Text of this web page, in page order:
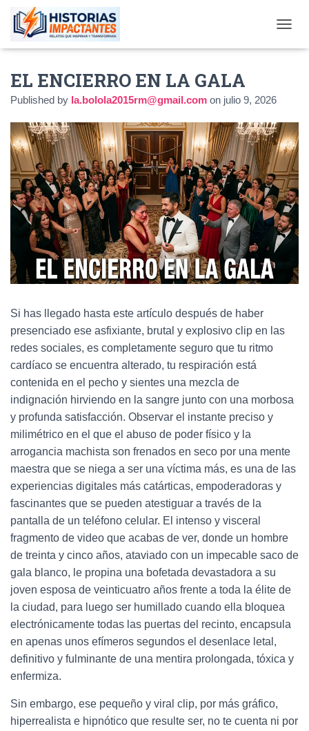
EL ENCIERRO EN LA GALA
Published by la.bolola2015rm@gmail.com on julio 9, 2026
Si has llegado hasta este artículo después de haber
presenciado ese asfixiante, brutal y explosivo clip en las
redes sociales, es completamente seguro que tu ritmo
cardíaco se encuentra alterado, tu respiración está
contenida en el pecho y sientes una mezcla de
indignación hirviendo en la sangre junto con una morbosa
y profunda satisfacción. Observar el instante preciso y
milimétrico en el que el abuso de poder físico y la
arrogancia machista son frenados en seco por una mente
maestra que se niega a ser una víctima más, es una de las
experiencias digitales más catárticas, empoderadoras y
fascinantes que se pueden atestiguar a través de la
pantalla de un teléfono celular. El intenso y visceral
fragmento de video que acabas de ver, donde un hombre
de treinta y cinco años, ataviado con un impecable saco de
gala blanco, le propina una bofetada devastadora a su
joven esposa de veinticuatro años frente a toda la élite de
la ciudad, para luego ser humillado cuando ella bloquea
electrónicamente todas las puertas del recinto, encapsula
en apenas unos efímeros segundos el desenlace letal,
definitivo y fulminante de una mentira prolongada, tóxica y
enfermiza.
Sin embargo, ese pequeño y viral clip, por más gráfico,
hiperrealista e hipnótico que resulte ser, no te cuenta ni por